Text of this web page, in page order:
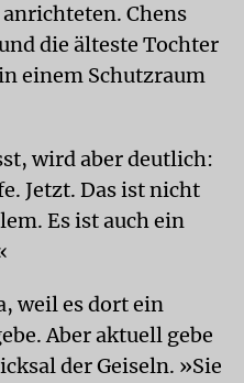
Chens
die älteste Tochter
einem Schutzraum
wird aber deutlich:
Jetzt. Das ist nicht
Es ist auch ein
weil es dort ein
Aber aktuell gebe
der Geiseln. »Sie